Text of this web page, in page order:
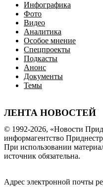
Инфографика
Фото
Видео
Аналитика
Особое мнение
Спецпроекты
Подкасты
Анонс
Документы
Темы
ЛЕНТА НОВОСТЕЙ
© 1992-2026, «Новости
информагентство
При использовании
источник обязательна.
Адрес электронной почты